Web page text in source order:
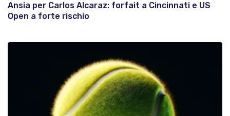
Ansia per Carlos Alcaraz: forfait a Cincinnati e US
Open a forte rischio